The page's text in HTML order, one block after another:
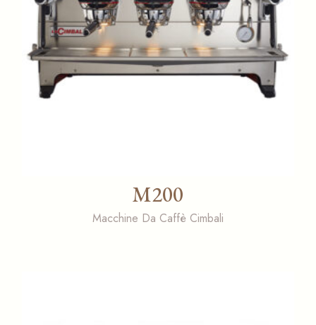
M200
Macchine Da Caffè Cimbali